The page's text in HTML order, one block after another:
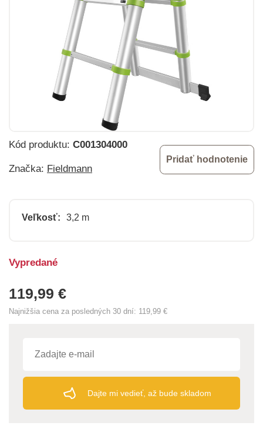
Kód produktu: C001304000
Značka: Fieldmann
Pridať hodnotenie
Veľkosť: 3,2 m
119,99 €
Najnižšia cena za posledných 30 dní: 119,99 €
Vypredané
Dajte mi vedieť, až bude skladom